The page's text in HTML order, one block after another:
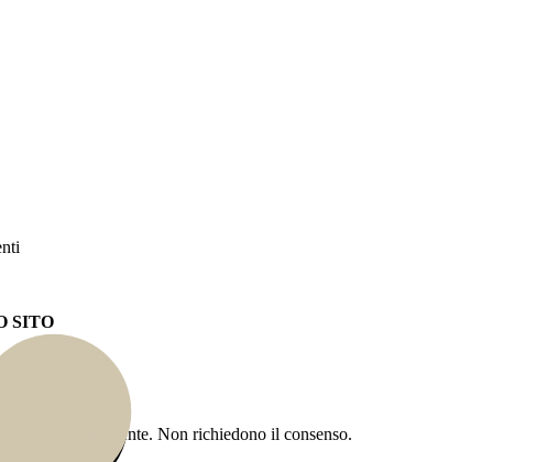
SITO
richiesti dall’utente. Non richiedono il consenso.